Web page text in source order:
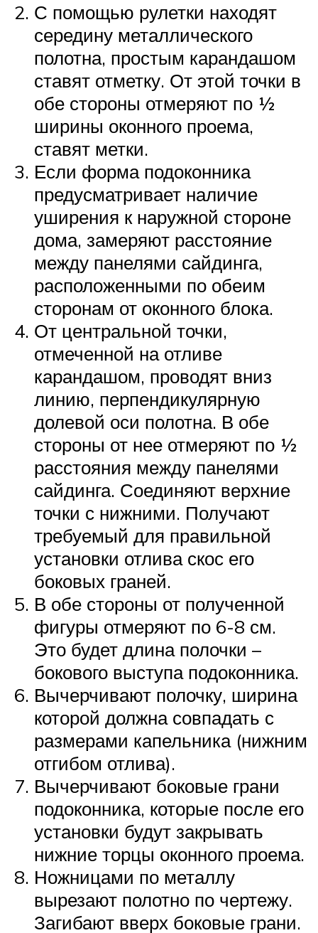
С помощью рулетки находят
середину металлического
полотна, простым карандашом
ставят отметку. От этой точки в
обе стороны отмеряют по ½
ширины оконного проема,
ставят метки.
Если форма подоконника
предусматривает наличие
уширения к наружной стороне
дома, замеряют расстояние
между панелями сайдинга,
расположенными по обеим
сторонам от оконного блока.
От центральной точки,
отмеченной на отливе
карандашом, проводят вниз
линию, перпендикулярную
долевой оси полотна. В обе
стороны от нее отмеряют по ½
расстояния между панелями
сайдинга. Соединяют верхние
точки с нижними. Получают
требуемый для правильной
установки отлива скос его
боковых граней.
В обе стороны от полученной
фигуры отмеряют по 6-8 см.
Это будет длина полочки –
бокового выступа подоконника.
Вычерчивают полочку, ширина
которой должна совпадать с
размерами капельника (нижним
отгибом отлива).
Вычерчивают боковые грани
подоконника, которые после его
установки будут закрывать
нижние торцы оконного проема.
Ножницами по металлу
вырезают полотно по чертежу.
Загибают вверх боковые грани.